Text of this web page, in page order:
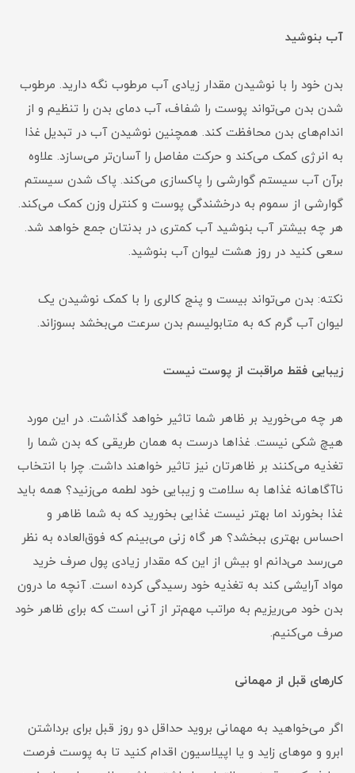
آب بنوشید
بدن خود را با نوشیدن مقدار زیادی آب مرطوب نگه دارید. مرطوب
شدن بدن می‌تواند پوست را شفاف، آب دمای بدن را تنظیم و از
اندام‌های بدن محافظت ‌کند. همچنین نوشیدن آب در تبدیل غذا
به انرژی کمک می‌کند و حرکت مفاصل را آسان‌تر می‌سازد. علاوه
برآن آب سیستم گوارشی را پاکسازی می‌کند. پاک شدن سیستم
گوارشی از سموم به درخشندگی پوست و کنترل وزن کمک می‌کند.
هر چه بیشتر آب بنوشید آب کمتری در بدنتان جمع خواهد شد.
سعی کنید در روز هشت لیوان آب بنوشید.
نکته: بدن می‌تواند بیست و پنج کالری را با کمک نوشیدن یک
لیوان آب گرم که به متابولیسم بدن سرعت می‌بخشد بسوزاند.
زیبایی فقط مراقبت از پوست نیست
هر چه می‌خورید بر ظاهر شما تاثیر خواهد گذاشت. در این مورد
هیچ شکی نیست. غذاها درست به همان طریقی که بدن شما را
تغذیه می‌کنند بر ظاهرتان نیز تاثیر خواهند داشت. چرا با انتخاب
ناآگاهانه غذاها به سلامت و زیبایی خود لطمه می‌زنید؟ همه باید
غذا بخورند اما بهتر نیست غذایی بخورید که به شما ظاهر و
احساس بهتری ببخشد؟ هر گاه زنی می‌بینم که فوق‌العاده به نظر
می‌رسد می‌دانم او بیش از این که مقدار زیادی پول صرف خرید
مواد آرایشی کند به تغذیه خود رسیدگی کرده است. آنچه ما درون
بدن خود می‌ریزیم به مراتب مهم‌تر از آنی است که برای ظاهر خود
صرف می‌کنیم.
کارهای قبل از مهمانی
اگر می‌خواهید به مهمانی بروید حداقل دو روز قبل برای برداشتن
ابرو و موهای زاید و یا اپیلاسیون اقدام کنید تا به پوست فرصت